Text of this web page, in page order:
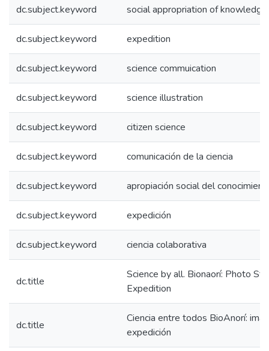
dc.subject.keyword social appropriation of knowledge
dc.subject.keyword expedition
dc.subject.keyword science commuication
dc.subject.keyword science illustration
dc.subject.keyword citizen science
dc.subject.keyword comunicación de la ciencia
dc.subject.keyword apropiación social del
dc.subject.keyword expedición
dc.subject.keyword ciencia colaborativa
dc.title
Science by all. Bionaorí: Photo
Expedition
dc.title
Ciencia entre todos BioAnorí:
expedición